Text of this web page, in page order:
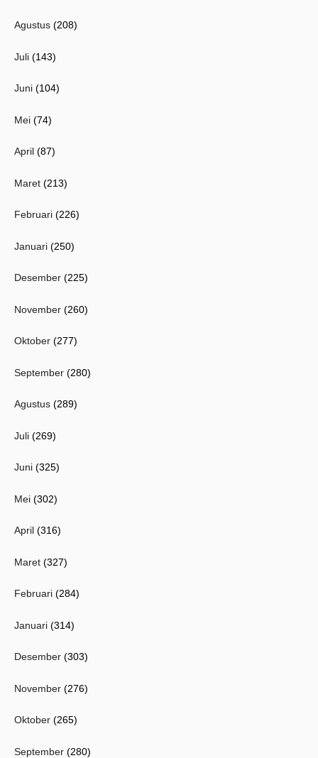
Agustus (208)
Juli (143)
Juni (104)
Mei (74)
April (87)
Maret (213)
Februari (226)
Januari (250)
Desember (225)
November (260)
Oktober (277)
September (280)
Agustus (289)
Juli (269)
Juni (325)
Mei (302)
April (316)
Maret (327)
Februari (284)
Januari (314)
Desember (303)
November (276)
Oktober (265)
September (280)